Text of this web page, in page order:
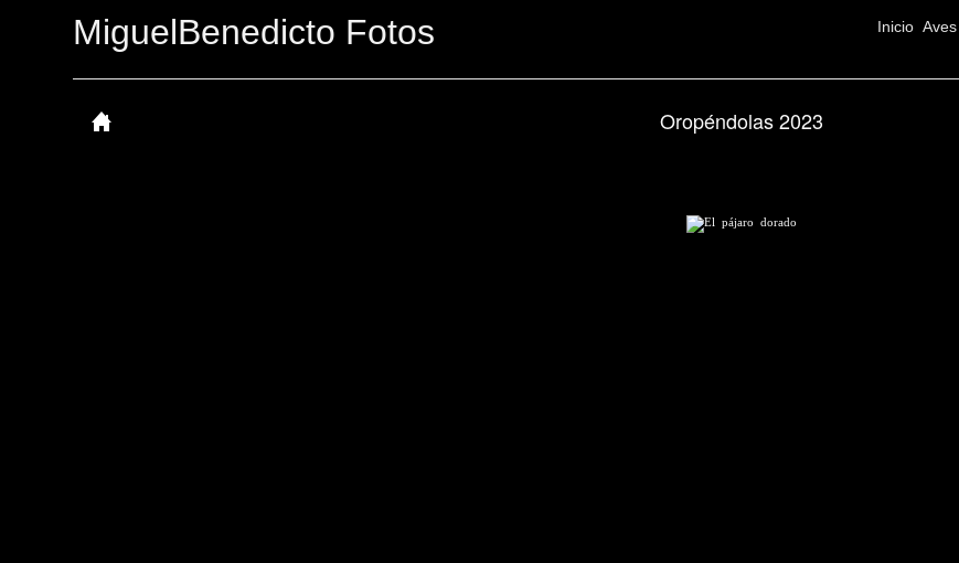
MiguelBenedicto Fotos Inicio Aves
Oropéndolas 2023